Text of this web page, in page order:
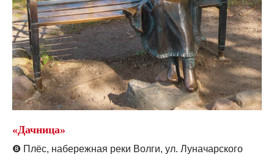
«Дачница»
❽ Плёс, набережная реки Волги, ул. Луначарского